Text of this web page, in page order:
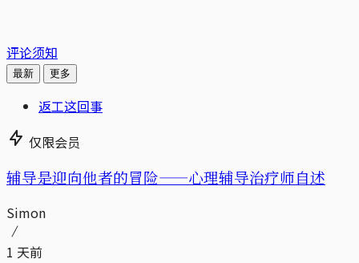
评论须知
最新 更多
返工这回事
仅限会员
辅导是迎向他者的冒险——心理辅导治疗师自述
Simon
1 天前